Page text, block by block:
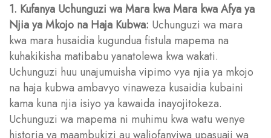
1. Kufanya Uchunguzi wa Mara kwa Mara kwa Afya ya
Njia ya Mkojo na Haja Kubwa: Uchunguzi wa mara
kwa mara husaidia kugundua fistula mapema na
kuhakikisha matibabu yanatolewa kwa wakati.
Uchunguzi huu unajumuisha vipimo vya njia ya mkojo
na haja kubwa ambavyo vinaweza kusaidia kubaini
kama kuna njia isiyo ya kawaida inayojitokeza.
Uchunguzi wa mapema ni muhimu kwa watu wenye
historia ya maambukizi au waliofanyiwa upasuaji wa